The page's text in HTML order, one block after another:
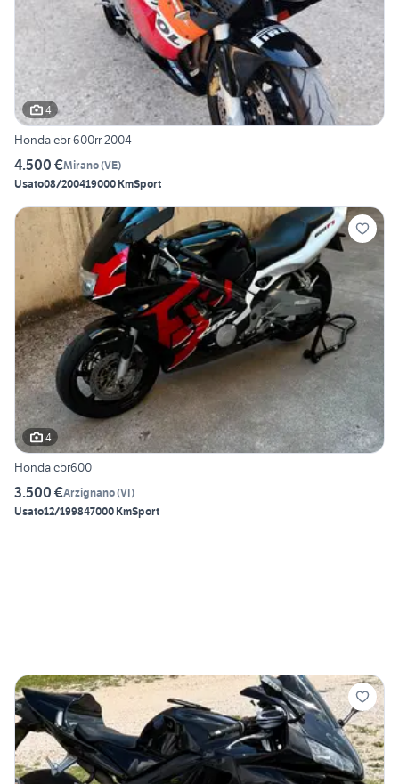
4
Honda cbr 600rr 2004
4.500 €Mirano(VE)
Usato08/200419000 KmSport
4
Honda cbr600
3.500 €Arzignano(VI)
Usato12/199847000 KmSport